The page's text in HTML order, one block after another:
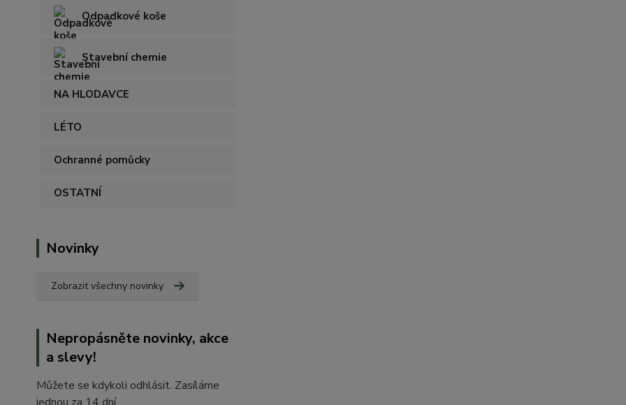
Odpadkové koše
Stavební chemie
NA HLODAVCE
LÉTO
Ochranné pomůcky
OSTATNÍ
Novinky
Zobrazit všechny novinky
Nepropásněte novinky, akce
a slevy!
Můžete se kdykoli odhlásit. Zasíláme